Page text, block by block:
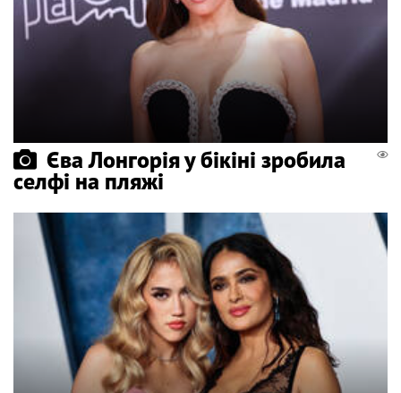
Єва Лонгорія у бікіні зробила
селфі на пляжі